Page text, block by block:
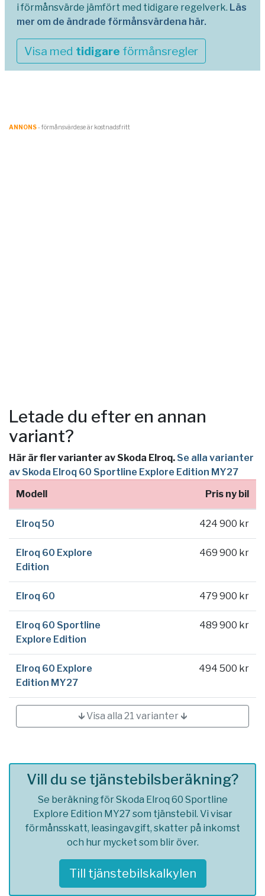
i förmånsvärde jämfört med tidigare regelverk. Läs
mer om de ändrade förmånsvärdena här.
Visa med tidigare förmånsregler
ANNONS- förmånsvärde.se är kostnadsfritt
Letade du efter en annan
variant?
Här är fler varianter av Skoda Elroq. Se alla varianter
av Skoda Elroq 60 Sportline Explore Edition MY27
Modell
Pris ny bil
Elroq 50 424 900 kr
Elroq 60 Explore
Edition
469 900 kr
Elroq 60 479 900 kr
Elroq 60 Sportline
Explore Edition
489 900 kr
Elroq 60 Explore
Edition MY27
494 500 kr
🡳 Visa alla 21 varianter 🡳
Vill du se tjänstebilsberäkning?
Se beräkning för Skoda Elroq 60 Sportline
Explore Edition MY27 som tjänstebil. Vi visar
förmånsskatt, leasingavgift, skatter på inkomst
och hur mycket som blir över.
Till tjänstebilskalkylen